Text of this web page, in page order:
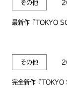
その他
最新作『TOKYO
その他
完全新作『